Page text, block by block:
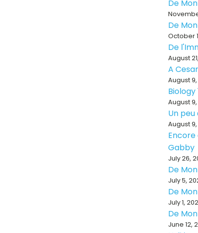
De
De
October
De
August
A
August
Biology
August
Un peu
August
Gabby
July 26,
De
July 5,
De
July 1,
De
June 12,